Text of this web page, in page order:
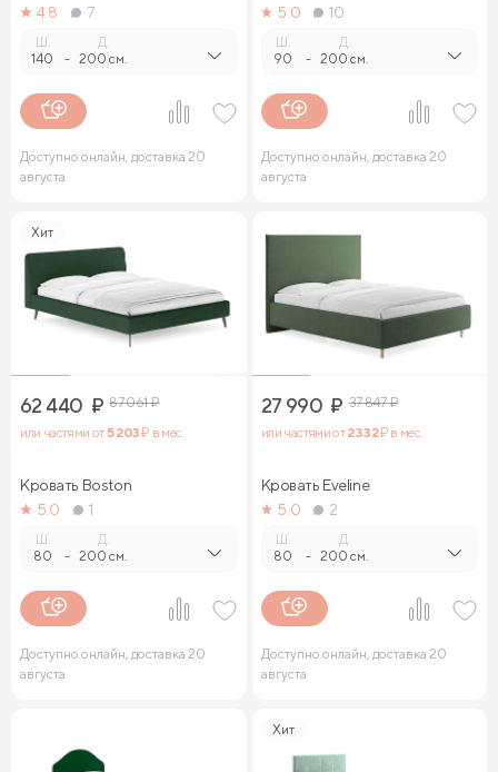
4.8
7
140 -
Д.
200 см.
Доступно онлайн, доставка 20
августа
5.0
10
90 -
Д.
200 см.
Доступно онлайн, доставка 20
августа
Хит
62 440 ₽ 87 061₽
или частями от5 203₽ в мес.
Кровать Boston
5.0
1
80 -
Д.
200 см.
Доступно онлайн, доставка 20
августа
27 990 ₽ 37 847₽
или частями от2 332₽ в мес.
Кровать Eveline
5.0
2
80 -
Д.
200 см.
Доступно онлайн, доставка 20
августа
Хит